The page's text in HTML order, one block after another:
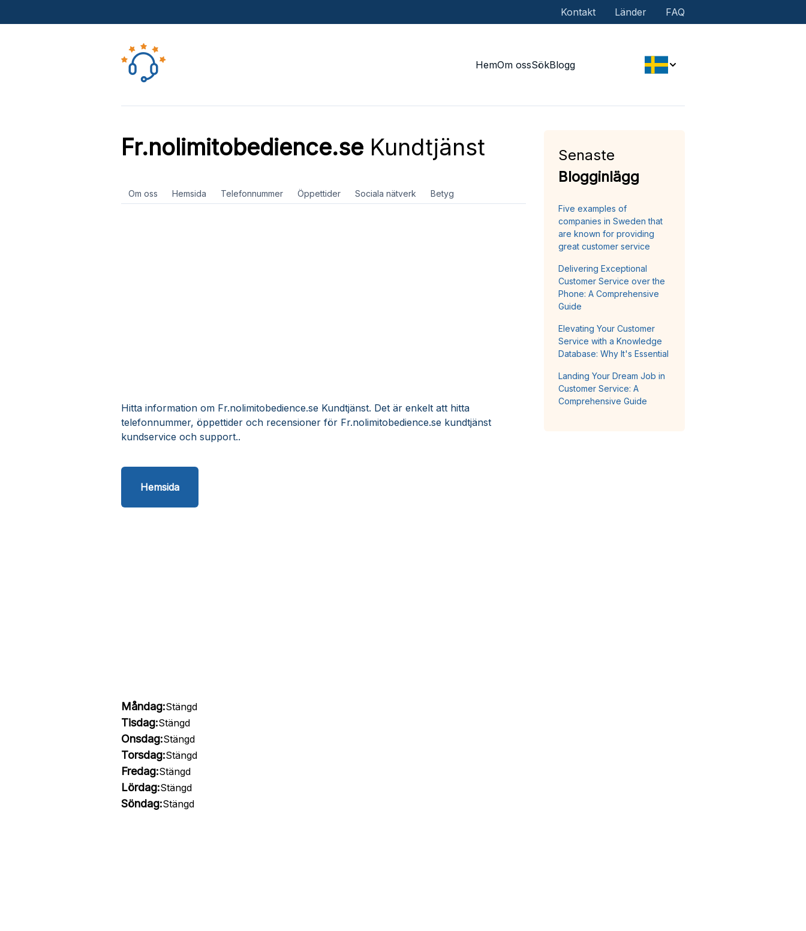
Kontakt Länder FAQ
HemOm ossSökBlogg
Fr.nolimitobedience.seKundtjänst
Om oss Hemsida Telefonnummer Öppettider Sociala nätverk Betyg
Hitta information om Fr.nolimitobedience.se Kundtjänst. Det är enkelt att hitta
telefonnummer, öppettider och recensioner för Fr.nolimitobedience.se kundtjänst
kundservice och support..
Hemsida
Måndag:Stängd
Tisdag:Stängd
Onsdag:Stängd
Torsdag:Stängd
Fredag:Stängd
Lördag:Stängd
Söndag:Stängd
Senaste
Blogginlägg
Five examples of
companies in Sweden that
are known for providing
great customer service
Delivering Exceptional
Customer Service over the
Phone: A Comprehensive
Guide
Elevating Your Customer
Service with a Knowledge
Database: Why It's Essential
Landing Your Dream Job in
Customer Service: A
Comprehensive Guide